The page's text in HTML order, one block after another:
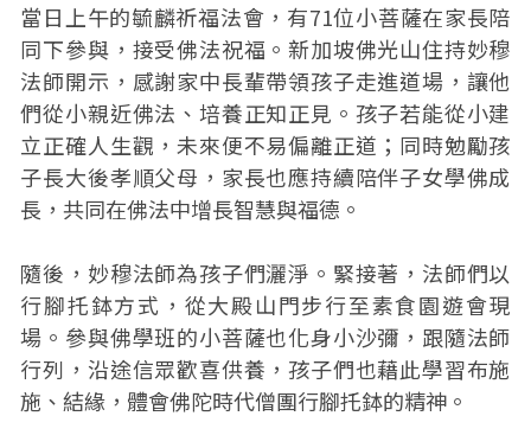
當日上午的毓麟祈福法會，有71位小菩薩在家長陪
同下參與，接受佛法祝福。新加坡佛光山住持妙穆
法師開示，感謝家中長輩帶領孩子走進道場，讓他
們從小親近佛法、培養正知正見。孩子若能從小建
立正確人生觀，未來便不易偏離正道；同時勉勵孩
子長大後孝順父母，家長也應持續陪伴子女學佛成
長，共同在佛法中增長智慧與福德。
隨後，妙穆法師為孩子們灑淨。緊接著，法師們以
行腳托鉢方式，從大殿山門步行至素食園遊會現
場。參與佛學班的小菩薩也化身小沙彌，跟隨法師
行列，沿途信眾歡喜供養，孩子們也藉此學習布施
施、結緣，體會佛陀時代僧團行腳托鉢的精神。